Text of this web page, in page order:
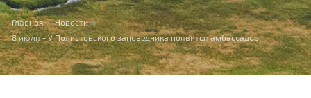
You are here
Главная » Новости »
8 июля - У Полистовского заповедника появится амбассадор!